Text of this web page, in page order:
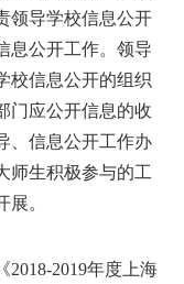
领导学校信息公开
息公开工作。领导
校信息公开的组织
门应公开信息的收
、信息公开工作办
师生积极参与的工
。
2018-2019年度上海